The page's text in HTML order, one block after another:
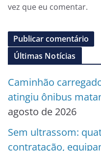
vez que eu comentar.
Últimas Notícias
Caminhão
atingiu ônibus
agosto de 2026
Sem ultrassom:
contratação,